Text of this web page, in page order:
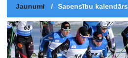
Jaunumi / Sacensību kalendārs